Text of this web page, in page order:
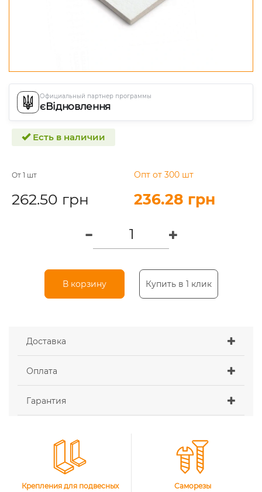
Официальный партнер программы
єВідновлення
Есть в наличии
От 1 шт
262.50 грн
Опт от 300 шт
236.28 грн
В корзину Купить в 1 клик
Доставка
Оплата
Гарантия
Крепления для подвесных
Саморезы